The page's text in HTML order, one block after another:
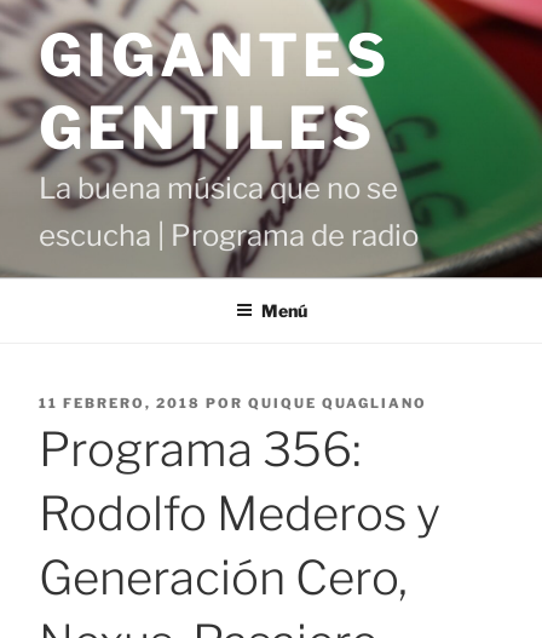
Saltar
contenido
GIGANTES
GENTILES
La buena música que no se
escucha | Programa de radio
Menú
PUBLICADO
11 FEBRERO, 2018 POR QUIQUE QUAGLIANO
Programa 356:
Rodolfo Mederos y
Generación Cero,